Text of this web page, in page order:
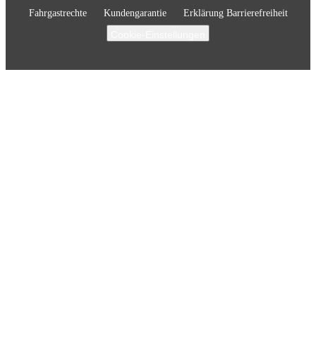
Fahrgastrechte
Kundengarantie Erklärung Barrierefreiheit